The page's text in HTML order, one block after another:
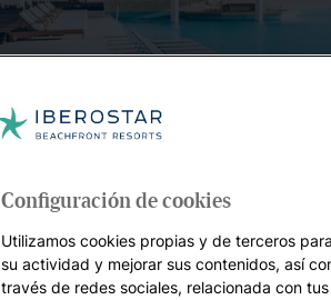
Configuración de cookies
Utilizamos cookies propias y de terceros
su actividad y mejorar sus contenidos, así
través de redes sociales, relacionada con